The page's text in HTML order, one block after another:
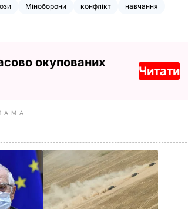
Міноборони конфлікт
навчання
окупованих
Читати